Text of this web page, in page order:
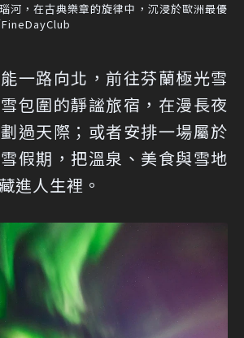
河，在古典樂章的旋律中，沉浸於歐洲最優
一路向北，前往芬蘭極光雪
包圍的靜謐旅宿，在漫長夜
過天際；或者安排一場屬於
假期，把溫泉、美食與雪地
進人生裡。